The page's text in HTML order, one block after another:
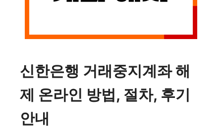
신한은행 거래중지계좌 해
제 온라인 방법, 절차, 후기
안내